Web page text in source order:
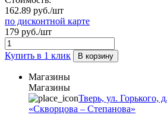
162.89 руб./шт
по дисконтной карте
179 руб./шт
Купить в 1 клик В корзину
Магазины
Магазины
Тверь, ул. Горького,
«Скворцова – Степанова»